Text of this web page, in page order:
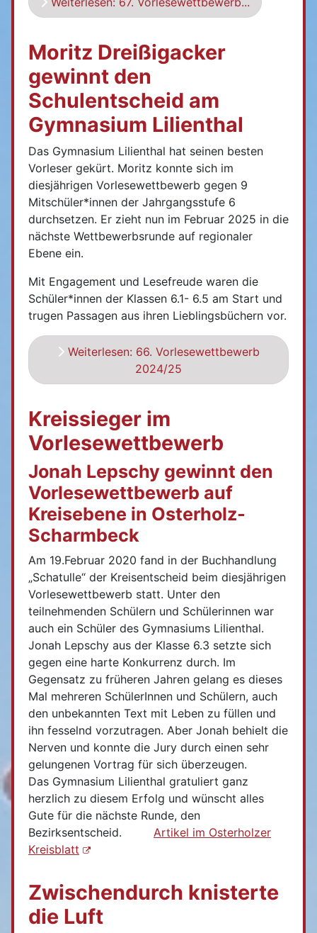
Moritz Dreißigacker
gewinnt den
Schulentscheid am
Gymnasium Lilienthal
Das Gymnasium Lilienthal hat seinen besten
Vorleser gekürt. Moritz konnte sich im
diesjährigen Vorlesewettbewerb gegen 9
Mitschüler*innen der Jahrgangsstufe 6
durchsetzen. Er zieht nun im Februar 2025 in die
nächste Wettbewerbsrunde auf regionaler
Ebene ein.
Mit Engagement und Lesefreude waren die
Schüler*innen der Klassen 6.1- 6.5 am Start und
trugen Passagen aus ihren Lieblingsbüchern vor.
Weiterlesen: 66. Vorlesewettbewerb
2024/25
Kreissieger im
Vorlesewettbewerb
Jonah Lepschy gewinnt den
Vorlesewettbewerb auf
Kreisebene in Osterholz-
Scharmbeck
Am 19.Februar 2020 fand in der Buchhandlung
„Schatulle“ der Kreisentscheid beim diesjährigen
Vorlesewettbewerb statt. Unter den
teilnehmenden Schülern und Schülerinnen war
auch ein Schüler des Gymnasiums Lilienthal.
Jonah Lepschy aus der Klasse 6.3 setzte sich
gegen eine harte Konkurrenz durch. Im
Gegensatz zu früheren Jahren gelang es dieses
Mal mehreren SchülerInnen und Schülern, auch
den unbekannten Text mit Leben zu füllen und
ihn fesselnd vorzutragen. Aber Jonah behielt die
Nerven und konnte die Jury durch einen sehr
gelungenen Vortrag für sich überzeugen.
Das Gymnasium Lilienthal gratuliert ganz
herzlich zu diesem Erfolg und wünscht alles
Gute für die nächste Runde, den
Bezirksentscheid. Artikel im Osterholzer
Kreisblatt
Zwischendurch knisterte
die Luft